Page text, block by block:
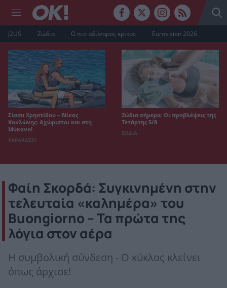
J2US Ζώδια Ο πιο αδύναμος κρίκος Eurovision 2026
Σίσσυ Χρηστίδου – Νίκος
Κοκλώνης: Αχώριστοι και στη
Μύκονο!
PAPARAZZI
Ζώδια σήμερα: Οι προβλέψεις της
Τετάρτης 5/8
ΖΩΔΙΑ
Φαίη Σκορδά: Συγκινημένη στην
τελευταία «καλημέρα» του
Buongiorno – Τα πρώτα της
λόγια στον αέρα
Η συμβολική σύνδεση - Ο κύκλος κλείνει
όπως άρχισε!